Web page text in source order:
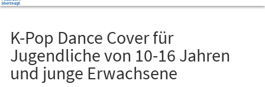
K-Pop Dance Cover für
Jugendliche von 10-16 Jahren
und junge Erwachsene